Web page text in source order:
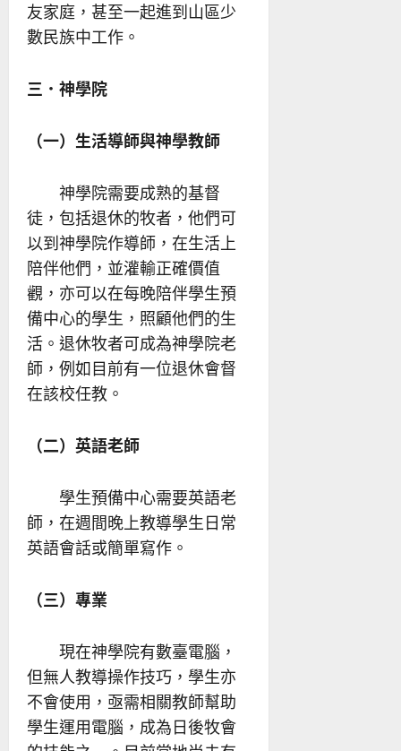
友家庭，甚至一起進到山區少
數民族中工作。
三．神學院
（一）生活導師與神學教師
神學院需要成熟的基督
徒，包括退休的牧者，他們可
以到神學院作導師，在生活上
陪伴他們，並灌輸正確價值
觀，亦可以在每晚陪伴學生預
備中心的學生，照顧他們的生
活。退休牧者可成為神學院老
師，例如目前有一位退休會督
在該校任教。
（二）英語老師
學生預備中心需要英語老
師，在週間晚上教導學生日常
英語會話或簡單寫作。
（三）專業
現在神學院有數臺電腦，
但無人教導操作技巧，學生亦
不會使用，亟需相關教師幫助
學生運用電腦，成為日後牧會